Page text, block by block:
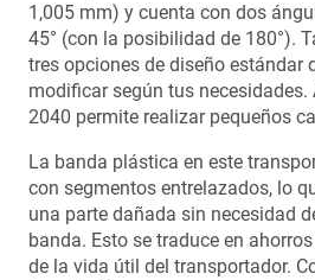
1,005 mm) y cuenta con dos
45° (con la posibilidad de 180°).
tres opciones de diseño estándar
modificar según tus necesidades.
2040 permite realizar pequeños
La banda plástica en este
con segmentos entrelazados, lo
una parte dañada sin necesidad
banda. Esto se traduce en
de la vida útil del transportador.